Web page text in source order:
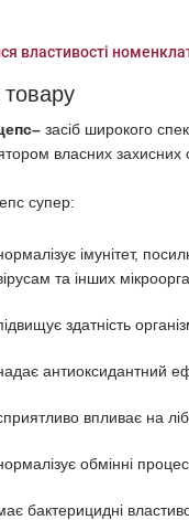
властивості
засіб широкого
власних захисних
супер:
імунітет,
та інших
здатність
антиоксидантний
впливає на
обмінні
бактерицидні